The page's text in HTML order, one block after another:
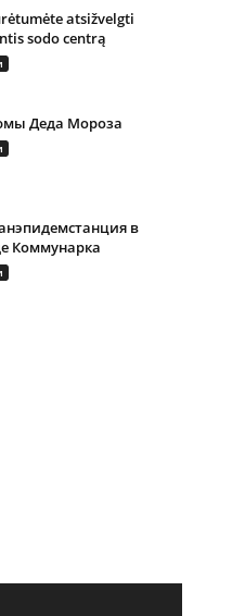
atsižvelgti
sodo centrą
Деда Мороза
в
Коммунарка